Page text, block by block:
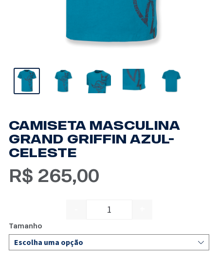
CAMISETA MASCULINA
GRAND GRIFFIN AZUL-
CELESTE
R$ 265,00
CAMISETA MASCULINA
Tamanho